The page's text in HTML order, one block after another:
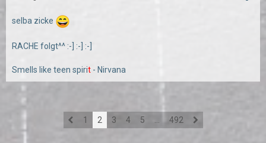
selba zicke
RACHE folgt^^ :-] :-] :-]
Smells like teen spirit - Nirvana
1 2 3 4 5 492